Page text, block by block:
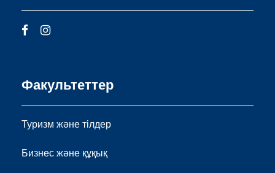
Факультеттер
Туризм және тілдер
Бизнес және құқық